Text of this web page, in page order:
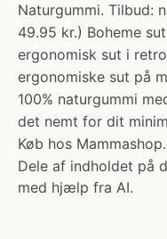
Naturgummi. Tilbud:
49.95 kr.) Boheme
ergonomisk sut i
ergonomiske sut på
100% naturgummi
det nemt for dit
Køb hos
Dele af indholdet på
med hjælp fra AI.